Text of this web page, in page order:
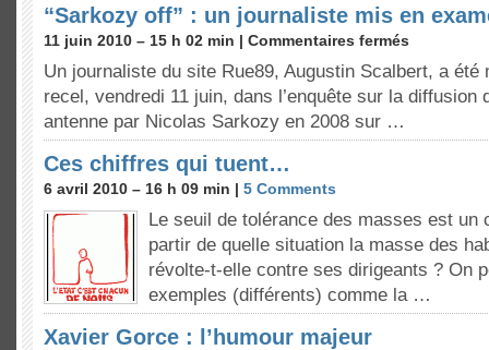
“Sarkozy off” : un journaliste mis en
11 juin 2010 – 15 h 02 min | Commentaires fermés
Un journaliste du site Rue89, Augustin Scalbert, a été
recel, vendredi 11 juin, dans l’enquête sur la diffusion
antenne par Nicolas Sarkozy en 2008 sur …
Ces chiffres qui tuent…
6 avril 2010 – 16 h 09 min | 5 Comments
Le seuil de tolérance des masses est un
partir de quelle situation la masse des
révolte-t-elle contre ses dirigeants ? On
exemples (différents) comme la …
Xavier Gorce : l’humour majeur